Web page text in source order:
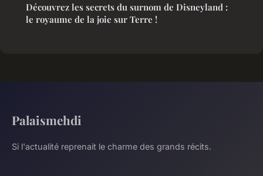
Découvrez les secrets du surnom de Disneyland :
le royaume de la joie sur Terre !
Palaismehdi
Si l'actualité reprenait le charme des grands récits.